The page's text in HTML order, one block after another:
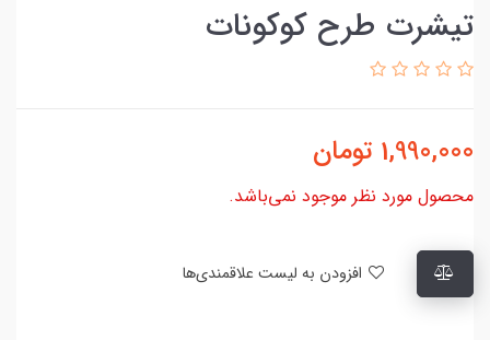
تیشرت طرح کوکونات
1,990,000 تومان
محصول مورد نظر موجود نمی‌باشد.